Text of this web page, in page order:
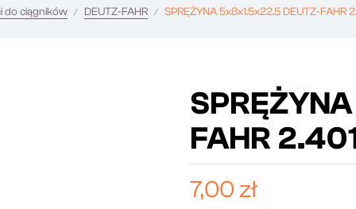
do ciągników DEUTZ-FAHR SPRĘŻYNA 5x8x1.5x22.5 DEUTZ-FAHR
FAHR
7,00 zł